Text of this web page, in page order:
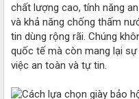
chất lượng cao, tính năng
và khả năng chống thấm
tin dùng rộng rãi. Chúng
quốc tế mà còn mang lại
việc an toàn và tự tin.